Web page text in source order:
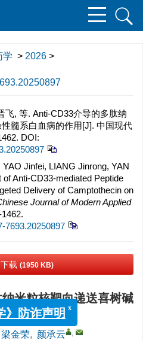
学 > 2026 >
飞, 等. Anti-CD33介导的多肽纳
髓系白血病的作用[J]. 中国现代
DOI:
Jinfei, LIANG Jinrong, YAN
Anti-CD33-mediated Peptide
Delivery of Camptothecin on
Journal of Modern Applied
7693.20250897
载 (1950 KB)
米粒核靶向递送喜树碱
作用
梁金荣, 颜承云 ,
x
防诈声明